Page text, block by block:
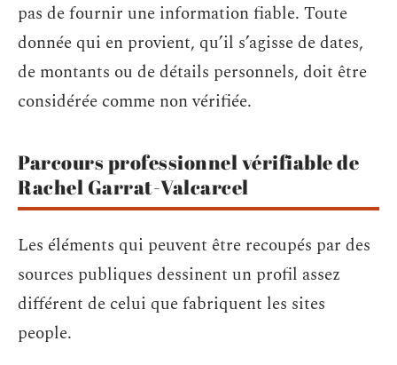
pas de fournir une information fiable. Toute
donnée qui en provient, qu’il s’agisse de dates,
de montants ou de détails personnels, doit être
considérée comme non vérifiée.
Parcours professionnel vérifiable de
Rachel Garrat-Valcarcel
Les éléments qui peuvent être recoupés par des
sources publiques dessinent un profil assez
différent de celui que fabriquent les sites
people.